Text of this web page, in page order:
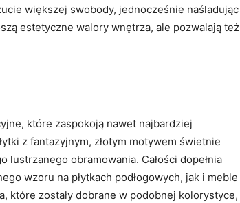
większej swobody, jednocześnie naśladując
estetyczne walory wnętrza, ale pozwalają też
które zaspokoją nawet najbardziej
z fantazyjnym, złotym motywem świetnie
lustrzanego obramowania. Całości dopełnia
wzoru na płytkach podłogowych, jak i meble
które zostały dobrane w podobnej kolorystyce,